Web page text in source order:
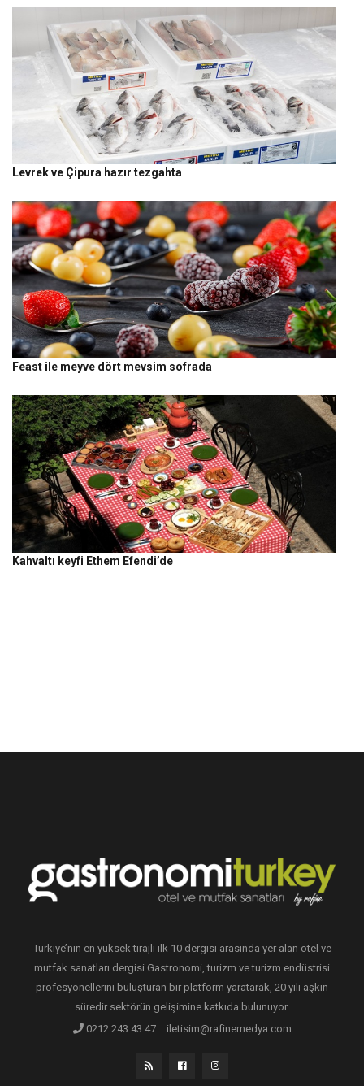
Levrek ve Çipura hazır tezgahta
Feast ile meyve dört mevsim sofrada
Kahvaltı keyfi Ethem Efendi’de
Türkiye’nin en yüksek tirajlı ilk 10 dergisi arasında yer alan otel ve
mutfak sanatları dergisi Gastronomi, turizm ve turizm endüstrisi
profesyonellerini buluşturan bir platform yaratarak, 20 yılı aşkın
süredir sektörün gelişimine katkıda bulunuyor.
0212 243 43 47
iletisim@rafinemedya.com